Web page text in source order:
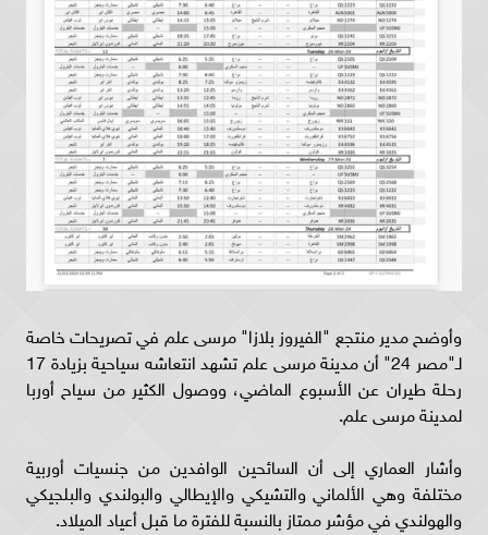
وأوضح مدير منتجع "الفيروز بلازا" مرسى علم في تصريحات خاصة
لـ"مصر 24" أن مدينة مرسى علم تشهد انتعاشه سياحية بزيادة 17
رحلة طيران عن الأسبوع الماضي، ووصول الكثير من سياح أوربا
لمدينة مرسى علم.
وأشار العماري إلى أن السائحين الوافدين من جنسيات أوربية
مختلفة وهي الألماني والتشيكي والإيطالي والبولندي والبلجيكي
والهولندي في مؤشر ممتاز بالنسبة للفترة ما قبل أعياد الميلاد.